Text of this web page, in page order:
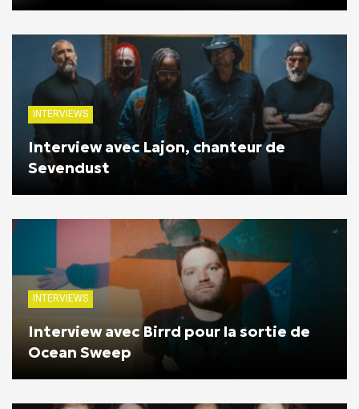
INTERVIEWS
Interview avec Lajon, chanteur de
Sevendust
INTERVIEWS
Interview avec Birrd pour la sortie de
Ocean Sweep